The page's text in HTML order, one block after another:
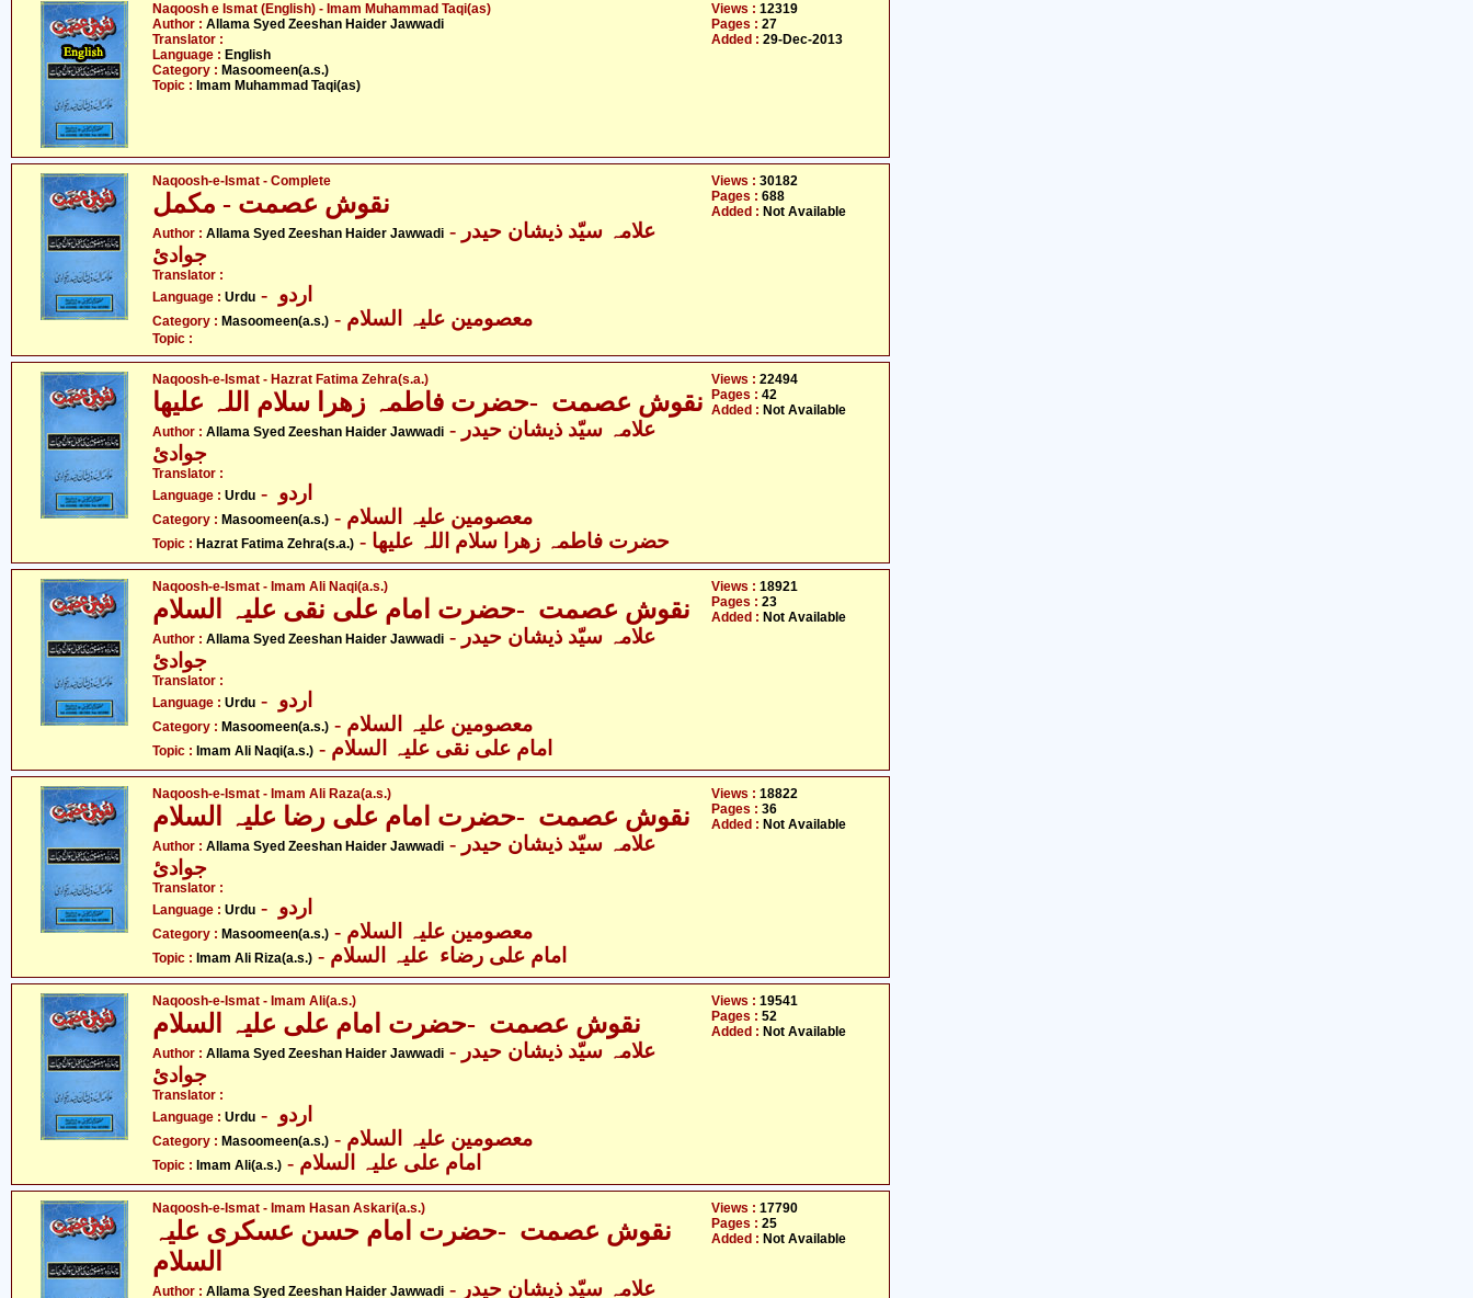
Naqoosh e Ismat (English) - Imam Muhammad Taqi(as)
Author : Allama Syed Zeeshan Haider Jawwadi
Translator :
Language : English
Category : Masoomeen(a.s.)
Topic : Imam Muhammad Taqi(as)
Views : 12319
Pages : 27
Added : 29-Dec-2013
Naqoosh-e-Ismat - Complete
نقوش عصمت - مکمل
Author : Allama Syed Zeeshan Haider Jawwadi - علامہ سیّد ذیشان حیدر
جوادئ
Translator :
Language : Urdu
Category : Masoomeen(a.s.)
Topic :
Views : 30182
Pages : 688
Added : Not Available
Naqoosh-e-Ismat - Hazrat Fatima Zehra(s.a.)
نقوش عصمت -حضرت فاطمہ زھرا سلام اللہ علیھا
Author : Allama Syed Zeeshan Haider Jawwadi - علامہ سیّد ذیشان حیدر
جوادئ
Translator :
Language : Urdu
Category : Masoomeen(a.s.)
Topic : Hazrat Fatima Zehra(s.a.) - حضرت فاطمہ زھرا سلام اللہ علیھا
Views : 22494
Pages : 42
Added : Not Available
Naqoosh-e-Ismat - Imam Ali Naqi(a.s.)
نقوش عصمت -حضرت امام علی نقی علیہ السلام
Author : Allama Syed Zeeshan Haider Jawwadi - علامہ سیّد ذیشان حیدر
جوادئ
Translator :
Language : Urdu
Category : Masoomeen(a.s.)
Topic : Imam Ali Naqi(a.s.) - امام علی نقی علیہ السلام
Views : 18921
Pages : 23
Added : Not Available
Naqoosh-e-Ismat - Imam Ali Raza(a.s.)
نقوش عصمت -حضرت امام علی رضا علیہ السلام
Author : Allama Syed Zeeshan Haider Jawwadi - علامہ سیّد ذیشان حیدر
جوادئ
Translator :
Language : Urdu
Category : Masoomeen(a.s.)
Topic : Imam Ali Riza(a.s.) - امام علی رضاء علیہ السلام
Views : 18822
Pages : 36
Added : Not Available
Naqoosh-e-Ismat - Imam Ali(a.s.)
نقوش عصمت -حضرت امام علی علیہ السلام
Author : Allama Syed Zeeshan Haider Jawwadi - علامہ سیّد ذیشان حیدر
جوادئ
Translator :
Language : Urdu
Category : Masoomeen(a.s.)
Topic : Imam Ali(a.s.) - امام علی علیہ السلام
Views : 19541
Pages : 52
Added : Not Available
Naqoosh-e-Ismat - Imam Hasan Askari(a.s.)
نقوش عصمت -حضرت امام حسن عسکری علیہ
السلام
Author : Allama Syed Zeeshan Haider Jawwadi - علامہ سیّد ذیشان حیدر
Views : 17790
Pages : 25
Added : Not Available